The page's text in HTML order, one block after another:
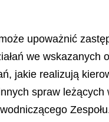
upoważnić
we wskazanych
jakie realizują
spraw leżących